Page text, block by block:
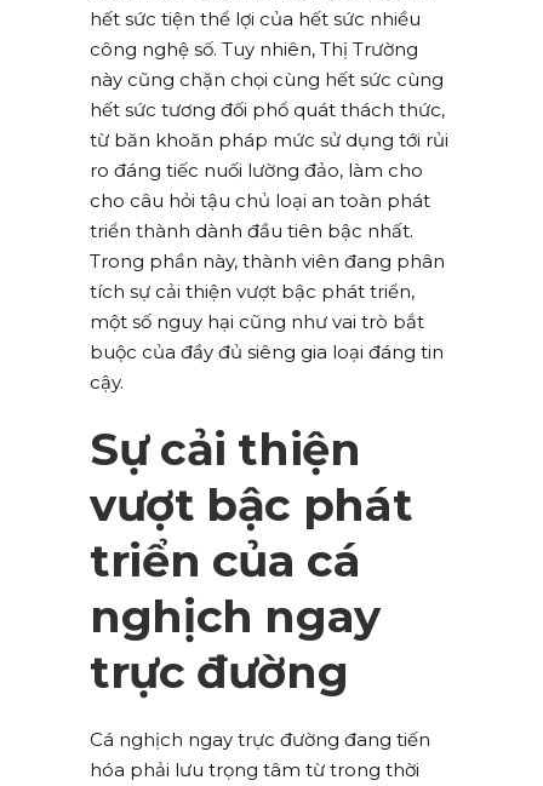
hết sức tiện thể lợi của hết sức nhiều
công nghệ số. Tuy nhiên, Thị Trường
này cũng chặn chọi cùng hết sức cùng
hết sức tương đối phổ quát thách thức,
từ băn khoăn pháp mức sử dụng tới rủi
ro đáng tiếc nuối lường đảo, làm cho
cho câu hỏi tậu chủ loại an toàn phát
triển thành dành đầu tiên bậc nhất.
Trong phần này, thành viên đang phân
tích sự cải thiện vượt bậc phát triển,
một số nguy hại cũng như vai trò bắt
buộc của đầy đủ siêng gia loại đáng tin
cậy.
Sự cải thiện
vượt bậc phát
triển của cá
nghịch ngay
trực đường
Cá nghịch ngay trực đường đang tiến
hóa phải lưu trọng tâm từ trong thời